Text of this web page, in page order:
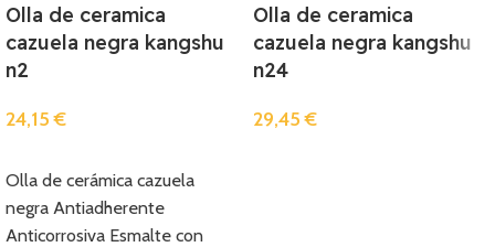
Olla de ceramica
cazuela negra kangshu
n2
24,15€
Olla de cerámica cazuela
negra Antiadherente
Anticorrosiva Esmalte con
Olla de ceramica
cazuela negra kangshu
n24
29,45€